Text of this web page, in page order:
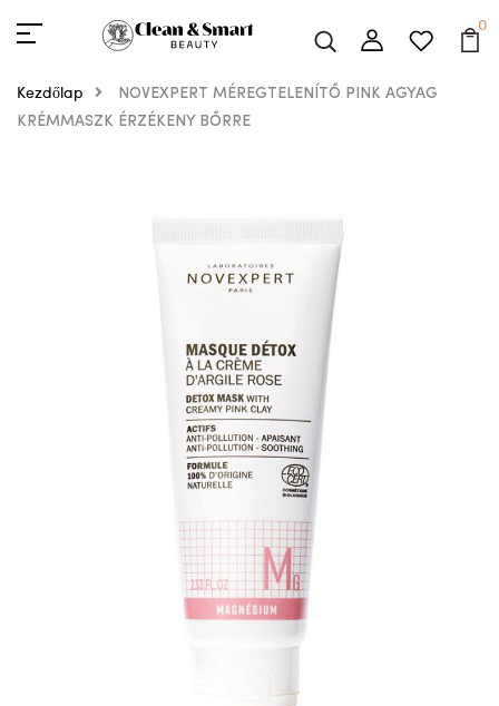
0
Kezdőlap
NOVEXPERT MÉREGTELENÍTŐ PINK AGYAG
KRÉMMASZK ÉRZÉKENY BŐRRE